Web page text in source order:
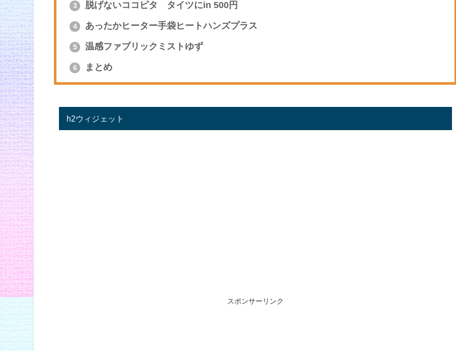
3 脱げないココピタ タイツにin 500円
4 あったかヒーター手袋ヒートハンズプラス
5 温感ファブリックミストゆず
6 まとめ
h2ウィジェット
スポンサーリンク